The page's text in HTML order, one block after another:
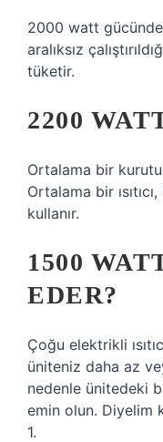
2000 watt
aralıksız
tüketir.
2200
Ortalama bir
Ortalama bir
kullanır.
1500
EDER?
Çoğu elektrikli
üniteniz daha az
nedenle ünitedeki
emin olun. Diyelim ki
1.